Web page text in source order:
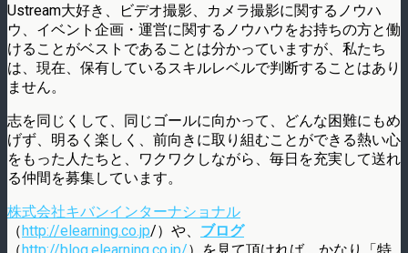
Ustream大好き、ビデオ撮影、カメラ撮影に関するノウハ
ウ、イベント企画・運営に関するノウハウをお持ちの方と働
けることがベストであることは分かっていますが、私たち
は、現在、保有しているスキルレベルで判断することはあり
ません。
志を同じくして、同じゴールに向かって、どんな困難にもめ
げず、明るく楽しく、前向きに取り組むことができる熱い心
をもった人たちと、ワクワクしながら、毎日を充実して送れ
る仲間を募集しています。
株式会社キバンインターナショナル
（http://elearning.co.jp/）や、 ブログ